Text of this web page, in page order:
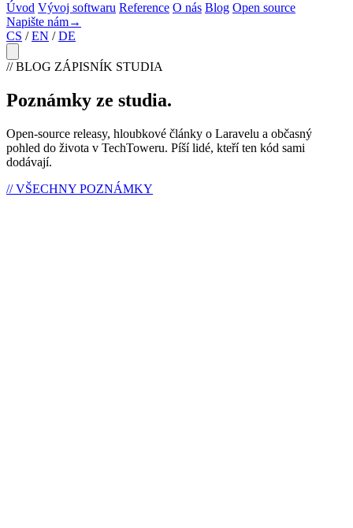
Úvod Vývoj softwaru Reference O nás Blog Open source
Napište nám→
CS / EN / DE
// BLOG ZÁPISNÍK STUDIA
Poznámky ze studia.
Open-source releasy, hloubkové články o Laravelu a občasný
pohled do života v TechToweru. Píší lidé, kteří ten kód sami
dodávají.
//VŠECHNY POZNÁMKY